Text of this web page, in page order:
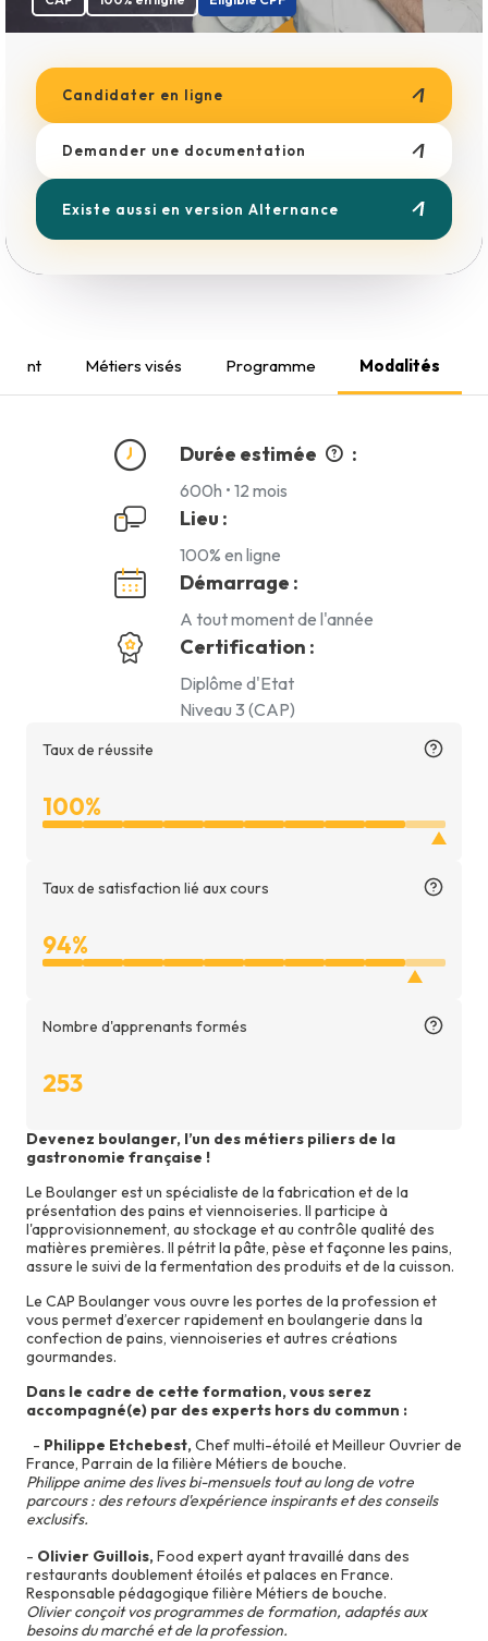
Boulangerie
Esthétique
Coiffure
Métiers du Bâtiment
Candidater en ligne
Demander une documentation
Existe aussi en version Alternance
Métiers visés Programme Modalités
Devenez boulanger, l’un des métiers piliers de la
gastronomie française !
Le Boulanger est un spécialiste de la fabrication et de la
présentation des pains et viennoiseries. Il participe à
l'approvisionnement, au stockage et au contrôle qualité des
matières premières. Il pétrit la pâte, pèse et façonne les pains,
assure le suivi de la fermentation des produits et de la cuisson.
Le CAP Boulanger vous ouvre les portes de la profession et
vous permet d’exercer rapidement en boulangerie dans la
confection de pains, viennoiseries et autres créations
gourmandes.
Dans le cadre de cette formation, vous serez
accompagné(e) par des experts hors du commun :
- Philippe Etchebest, Chef multi-étoilé et Meilleur Ouvrier de
France, Parrain de la filière Métiers de bouche.
Philippe anime des lives bi-mensuels tout au long de votre
parcours : des retours d'expérience inspirants et des conseils
exclusifs.
- Olivier Guillois, Food expert ayant travaillé dans des
restaurants doublement étoilés et palaces en France.
Responsable pédagogique filière Métiers de bouche.
Olivier conçoit vos programmes de formation, adaptés aux
besoins du marché et de la profession.
Durée estimée :
600h • 12 mois
Lieu :
100% en ligne
Démarrage :
A tout moment de l'année
Certification :
Diplôme d'Etat
Niveau 3 (CAP)
Taux de réussite
100%
Taux de satisfaction lié aux cours
Taux
de
lié
cours
94%
Nombre d'apprenants formés
253